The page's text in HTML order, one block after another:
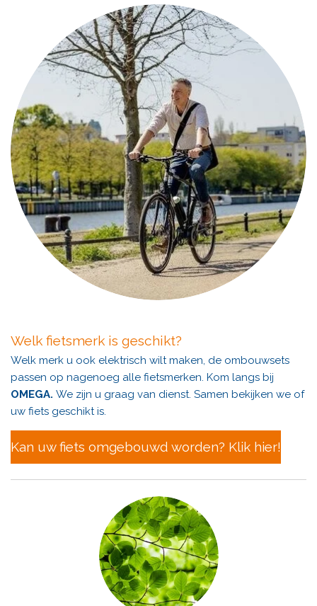
Welk fietsmerk is geschikt?
Welk merk u ook elektrisch wilt maken, de ombouwsets
passen op nagenoeg alle fietsmerken. Kom langs bij
OMEGA. We zijn u graag van dienst. Samen bekijken we of
uw fiets geschikt is.
Kan uw fiets omgebouwd worden? Klik hier!